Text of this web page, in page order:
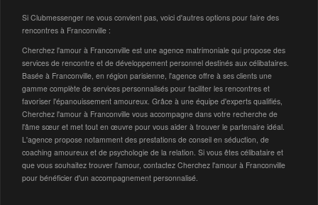
Si Clubmessenger ne vous convient pas, voici d'autres options pour faire des
rencontres à Franconville :
Cherchez l'amour à Franconville est une agence matrimoniale qui propose des
services de rencontre et de développement personnel destinés aux célibataires.
Basée à Franconville, en région parisienne, l'agence offre à ses clients une
gamme complète de services personnalisés pour faciliter les rencontres et
favoriser l'épanouissement amoureux. Grâce à une équipe d'experts qualifiés,
Cherchez l'amour à Franconville vous accompagne dans votre recherche de
l'âme sœur et met tout en œuvre pour vous aider à trouver le partenaire idéal.
L'agence propose notamment des prestations de conseil en séduction, de
coaching amoureux et de psychologie de la relation. Si vous êtes célibataire et
que vous souhaitez trouver l'amour, contactez Cherchez l'amour à Franconville
pour bénéficier d'un accompagnement personnalisé.